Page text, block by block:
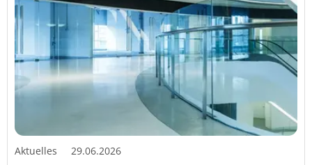
Aktuelles 29.06.2026